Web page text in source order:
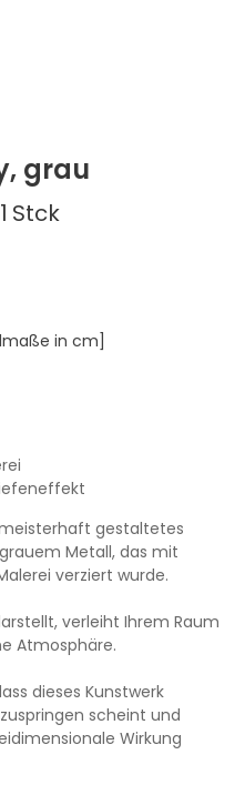
grau
Stck
in cm]
meisterhaft gestaltetes
Metall, das mit
verziert wurde.
verleiht Ihrem Raum
Atmosphäre.
dieses Kunstwerk
scheint und
Wirkung